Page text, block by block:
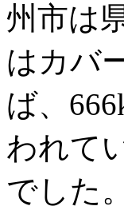
州市は
はカバ
ば、
われて
でした。